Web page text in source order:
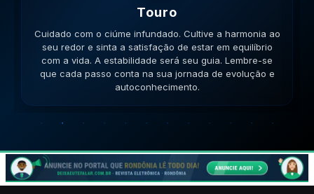
Touro
Cuidado com o ciúme infundado. Cultive a harmonia ao
seu redor e sinta a satisfação de estar em equilíbrio
com a vida. A estabilidade será seu guia. Lembre-se
que cada passo conta na sua jornada de evolução e
autoconhecimento.